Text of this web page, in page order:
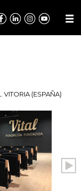
(ESPAÑA)